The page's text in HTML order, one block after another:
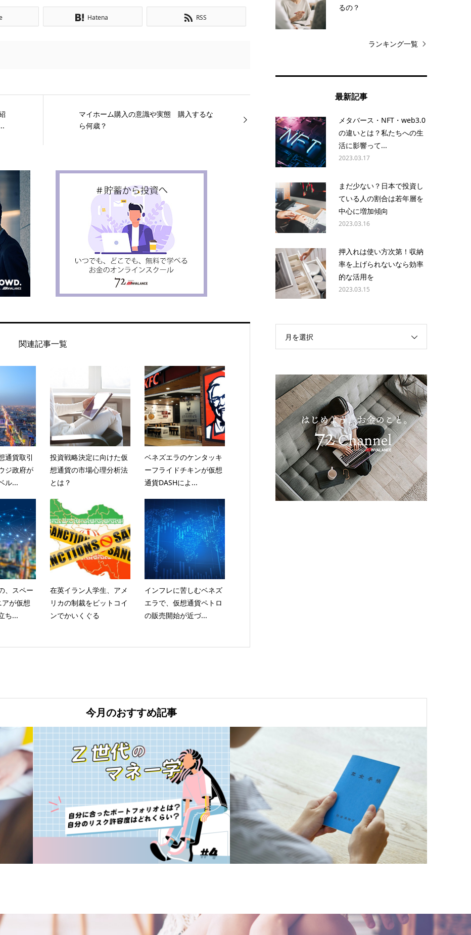
Hatena RSS
マイホーム購入の意識や実態 購入するな
ら何歳？
関連記事一覧
通貨取引
ジ政府が
ル...
投資戦略決定に向けた仮
想通貨の市場心理分析法
とは？
ベネズエラのケンタッキ
ーフライドチキンが仮想
通貨DASHによ...
、スペー
アが仮想
ち...
在英イラン人学生、アメ
リカの制裁をビットコイ
ンでかいくぐる
インフレに苦しむベネズ
エラで、仮想通貨ペトロ
の販売開始が近づ...
るの？
ランキング一覧
最新記事
メタバース・NFT・web3.0
の違いとは？私たちへの生
活に影響って...
2023.03.17
まだ少ない？日本で投資し
ている人の割合は若年層を
中心に増加傾向
2023.03.16
押入れは使い方次第！収納
率を上げられないなら効率
的な活用を
2023.03.15
月を選択
今月のおすすめ記事